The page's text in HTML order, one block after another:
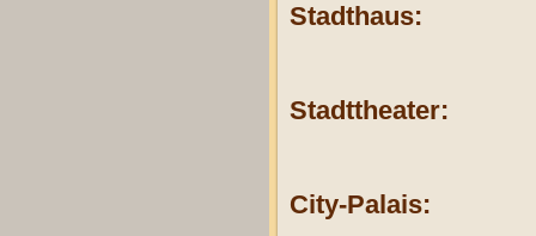
Stadthaus:
Stadttheater:
City-Palais: